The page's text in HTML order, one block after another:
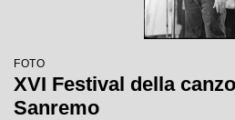
FOTO
XVI Festival della
Sanremo